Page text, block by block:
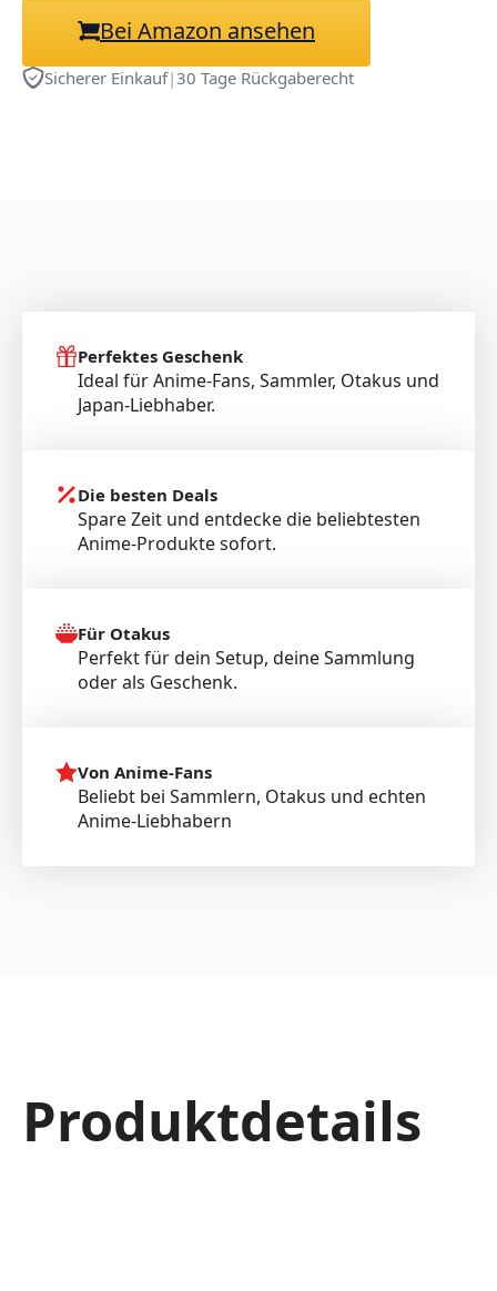
Bei Amazon ansehen
Sicherer Einkauf|30 Tage Rückgaberecht
Perfektes Geschenk
Ideal für Anime-Fans, Sammler, Otakus und
Japan-Liebhaber.
Die besten Deals
Spare Zeit und entdecke die beliebtesten
Anime-Produkte sofort.
Für Otakus
Perfekt für dein Setup, deine Sammlung
oder als Geschenk.
Von Anime-Fans
Beliebt bei Sammlern, Otakus und echten
Anime-Liebhabern
Produktdetails